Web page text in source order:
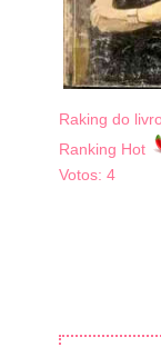
Raking do
Ranking Hot
Votos: 4